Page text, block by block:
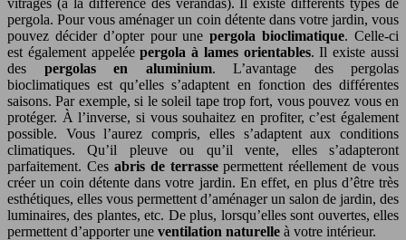
pergola. Pour vous aménager un coin détente dans votre jardin, vous
pouvez décider d’opter pour unepergola bioclimatique. Celle-ci
est également appeléepergola à lames orientables. Il existe aussi
des pergolas en aluminium. L’avantage des pergolas
bioclimatiques est qu’elles s’adaptent en fonction des différentes
saisons. Par exemple, si le soleil tape trop fort, vous pouvez vous en
protéger. À l’inverse, si vous souhaitez en profiter, c’est également
possible. Vous l’aurez compris, elles s’adaptent aux conditions
climatiques. Qu’il pleuve ou qu’il vente, elles s’adapteront
parfaitement. Ces abris de terrassepermettent réellement de vous
créer un coin détente dans votre jardin. En effet, en plus d’être très
esthétiques, elles vous permettent d’aménager un salon de jardin, des
luminaires, des plantes, etc. De plus, lorsqu’elles sont ouvertes, elles
permettent d’apporter une ventilation naturelle à votre intérieur.